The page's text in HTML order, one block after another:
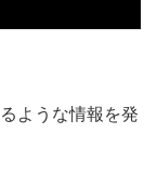
ような情報を発